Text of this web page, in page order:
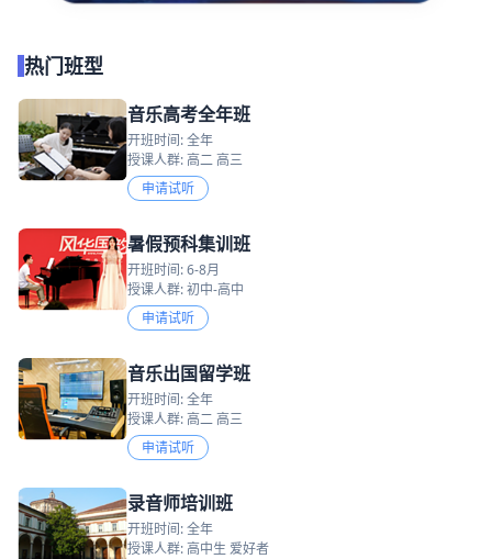
热门班型
音乐高考全年班
开班时间: 全年
授课人群: 高二 高三
申请试听
暑假预科集训班
开班时间: 6-8月
授课人群: 初中-高中
申请试听
音乐出国留学班
开班时间: 全年
授课人群: 高二 高三
申请试听
录音师培训班
开班时间: 全年
授课人群: 高中生 爱好者